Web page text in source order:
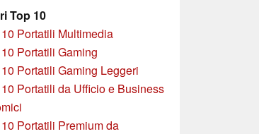
Top 10
Portatili Multimedia
Portatili Gaming
Portatili Gaming Leggeri
Portatili da Ufficio e Business
Portatili Premium da